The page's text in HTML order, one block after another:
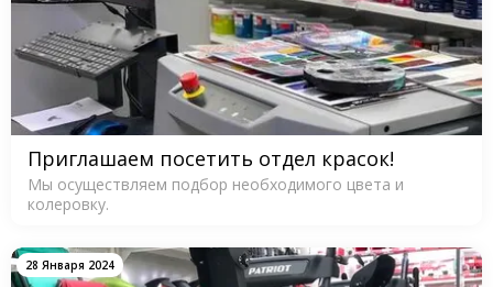
Приглашаем посетить отдел красок!
Мы осуществляем подбор необходимого цвета и
колеровку.
28 Января 2024